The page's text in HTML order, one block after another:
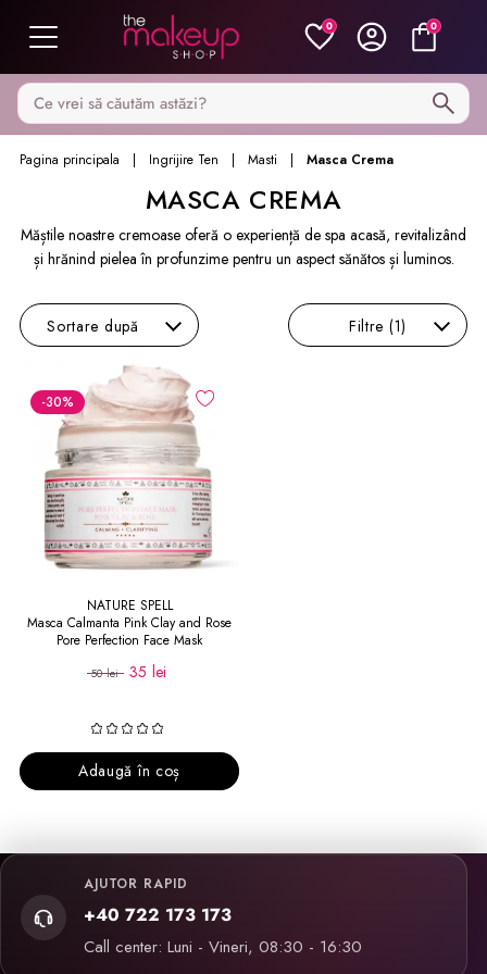
0 0
Caută pe MakeupShop
Pagina principala Ingrijire Ten Masti Masca Crema
MASCA CREMA
Măștile noastre cremoase oferă o experiență de spa acasă, revitalizând
și hrănind pielea în profunzime pentru un aspect sănătos și luminos.
Sortare după Filtre (1)
-30%
NATURE SPELL
Masca Calmanta Pink Clay and Rose
Pore Perfection Face Mask
50 lei 35 lei
Adaugă în coș
AJUTOR RAPID
+40 722 173 173
Call center: Luni - Vineri, 08:30 - 16:30